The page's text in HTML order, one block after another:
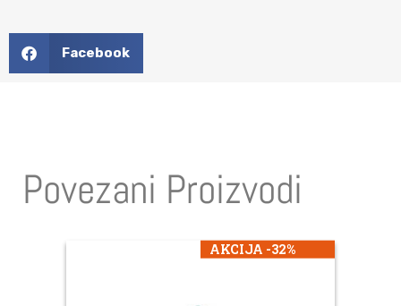
Facebook
Povezani Proizvodi
AKCIJA -32%